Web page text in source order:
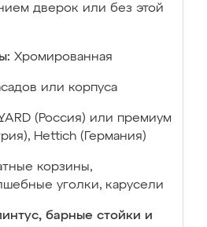
дверок или без этой
Хромированная
или корпуса
(Россия) или премиум
Hettich (Германия)
корзины,
уголки, карусели
барные стойки и